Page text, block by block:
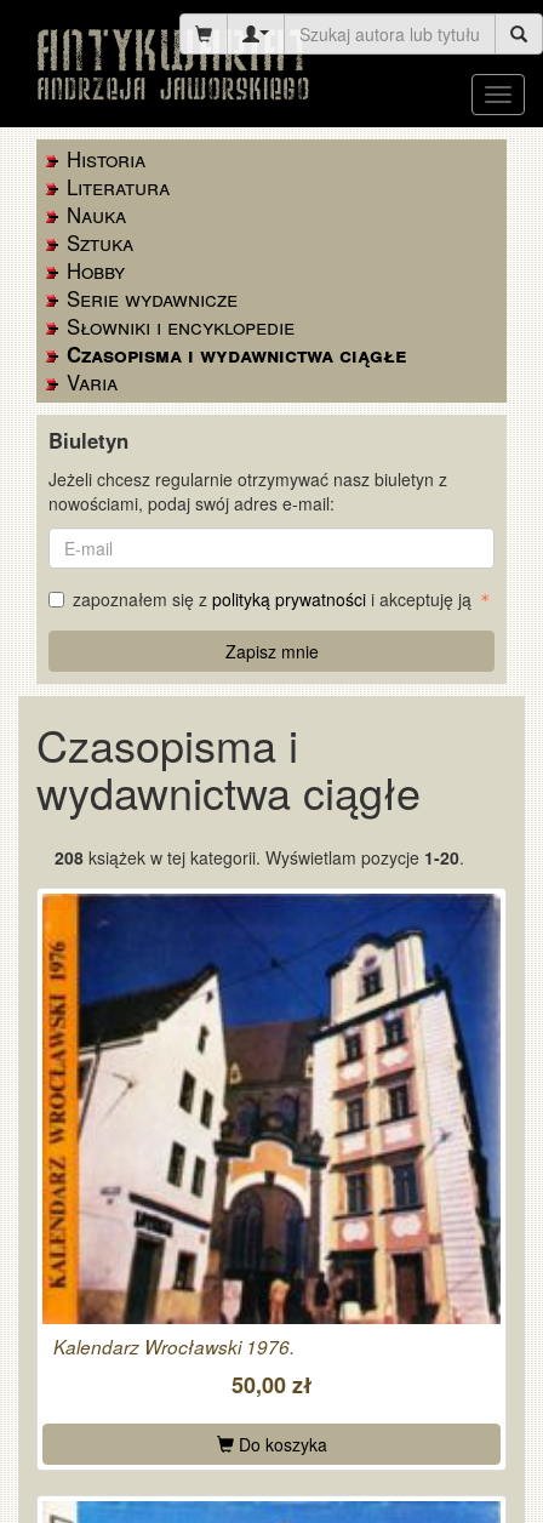
Historia
Literatura
Nauka
Sztuka
Hobby
Serie wydawnicze
Słowniki i encyklopedie
Czasopisma i wydawnictwa ciągłe
Varia
Biuletyn
Jeżeli chcesz regularnie otrzymywać nasz biuletyn z
nowościami, podaj swój adres e-mail:
E-
mail
zapoznałem się z polityką prywatności i akceptuję ją
Captcha
Zapisz mnie
Czasopisma i
wydawnictwa ciągłe
208 książek w tej kategorii. Wyświetlam pozycje 1-20.
Kalendarz Wrocławski 1976.
50,00 zł
Do koszyka